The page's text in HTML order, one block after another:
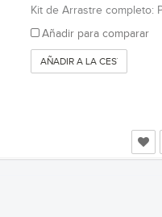
Kit de Arrastre completo:
Añadir para comparar
AÑADIR A LA CESTA